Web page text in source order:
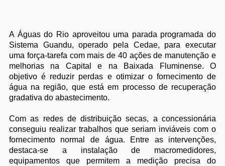
A Águas do Rio aproveitou uma parada programada do
Sistema Guandu, operado pela Cedae, para executar
uma força-tarefa com mais de 40 ações de manutenção e
melhorias na Capital e na Baixada Fluminense. O
objetivo é reduzir perdas e otimizar o fornecimento de
água na região, que está em processo de recuperação
gradativa do abastecimento.
Com as redes de distribuição secas, a concessionária
conseguiu realizar trabalhos que seriam inviáveis com o
fornecimento normal de água. Entre as intervenções,
destaca-se a instalação de macromedidores,
equipamentos que permitem a medição precisa do